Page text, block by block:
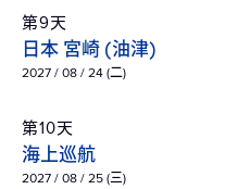
第9天
日本 宮崎 (油津)
2027 / 08 / 24 (二)
第10天
海上巡航
2027 / 08 / 25 (三)